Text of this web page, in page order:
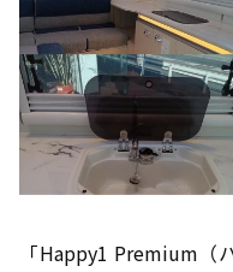
「Happy1 Premium（